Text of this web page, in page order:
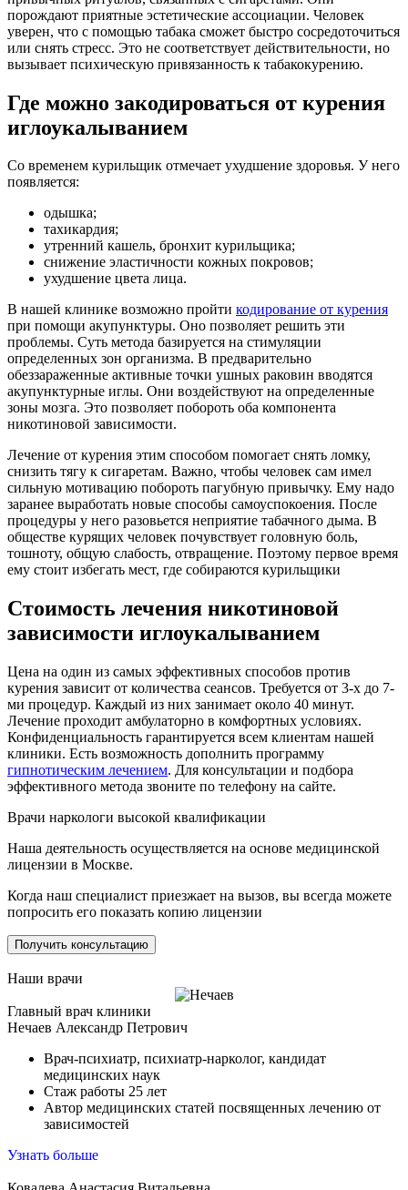
порождают приятные эстетические ассоциации. Человек
уверен, что с помощью табака сможет быстро сосредоточиться
или снять стресс. Это не соответствует действительности, но
вызывает психическую привязанность к табакокурению.
Где можно закодироваться от курения
иглоукалыванием
Со временем курильщик отмечает ухудшение здоровья. У него
появляется:
одышка;
тахикардия;
утренний кашель, бронхит курильщика;
снижение эластичности кожных покровов;
ухудшение цвета лица.
В нашей клинике возможно пройти кодирование от курения
при помощи акупунктуры. Оно позволяет решить эти
проблемы. Суть метода базируется на стимуляции
определенных зон организма. В предварительно
обеззараженные активные точки ушных раковин вводятся
акупунктурные иглы. Они воздействуют на определенные
зоны мозга. Это позволяет побороть оба компонента
никотиновой зависимости.
Лечение от курения этим способом помогает снять ломку,
снизить тягу к сигаретам. Важно, чтобы человек сам имел
сильную мотивацию побороть пагубную привычку. Ему надо
заранее выработать новые способы самоуспокоения. После
процедуры у него разовьется неприятие табачного дыма. В
обществе курящих человек почувствует головную боль,
тошноту, общую слабость, отвращение. Поэтому первое время
ему стоит избегать мест, где собираются курильщики
Стоимость лечения никотиновой
зависимости иглоукалыванием
Цена на один из самых эффективных способов против
курения зависит от количества сеансов. Требуется от 3-х до 7-
ми процедур. Каждый из них занимает около 40 минут.
Лечение проходит амбулаторно в комфортных условиях.
Конфиденциальность гарантируется всем клиентам нашей
клиники. Есть возможность дополнить программу
гипнотическим лечением. Для консультации и подбора
эффективного метода звоните по телефону на сайте.
Врачи наркологи высокой квалификации
Наша деятельность осуществляется на основе медицинской
лицензии в Москве.
Когда наш специалист приезжает на вызов, вы всегда можете
попросить его показать копию лицензии
Получить консультацию
Наши врачи
Главный врач клиники
Нечаев Александр Петрович
Врач-психиатр, психиатр-нарколог, кандидат
медицинских наук
Стаж работы 25 лет
Автор медицинских статей посвященных лечению от
зависимостей
Узнать больше